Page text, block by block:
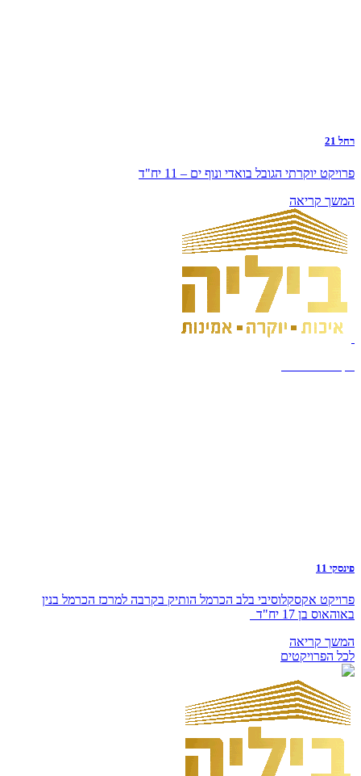
רחל 21
פרויקט יוקרתי הגובל בואדי ונוף ים – 11 יח"ד
המשך קריאה
פינסקי 11
פרויקט אקסקלוסיבי בלב הכרמל הותיק בקרבה למרכז הכרמל בנין
באוהאוס בן 17 יח"ד
המשך קריאה
לכל הפרויקטים